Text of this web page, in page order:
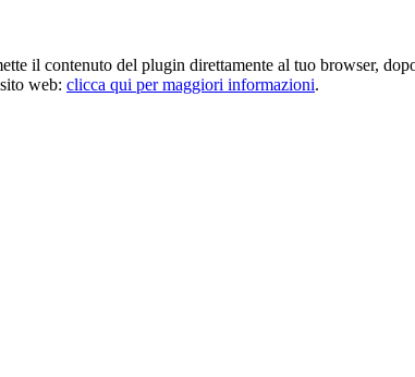
il contenuto del plugin direttamente al tuo browser,
web: clicca qui per maggiori informazioni.